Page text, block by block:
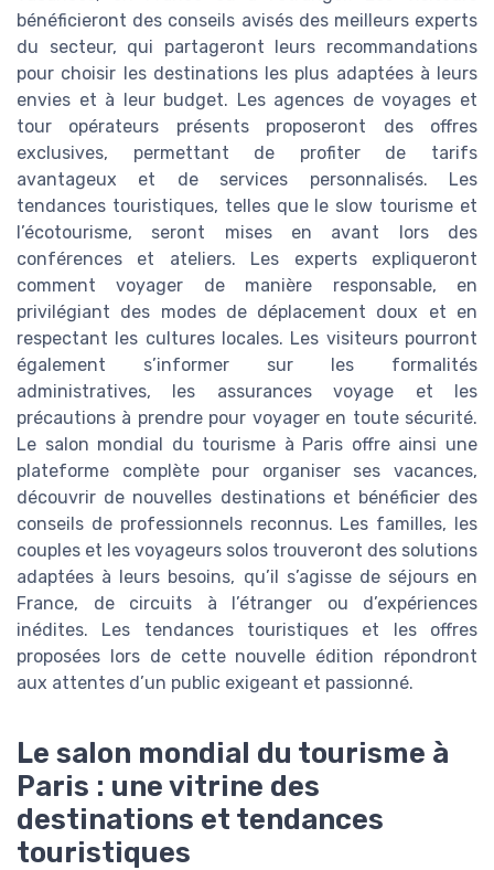
bénéficieront des conseils avisés des meilleurs experts
du secteur, qui partageront leurs recommandations
pour choisir les destinations les plus adaptées à leurs
envies et à leur budget. Les agences de voyages et
tour opérateurs présents proposeront des offres
exclusives, permettant de profiter de tarifs
avantageux et de services personnalisés. Les
tendances touristiques, telles que le slow tourisme et
l’écotourisme, seront mises en avant lors des
conférences et ateliers. Les experts expliqueront
comment voyager de manière responsable, en
privilégiant des modes de déplacement doux et en
respectant les cultures locales. Les visiteurs pourront
également s’informer sur les formalités
administratives, les assurances voyage et les
précautions à prendre pour voyager en toute sécurité.
Le salon mondial du tourisme à Paris offre ainsi une
plateforme complète pour organiser ses vacances,
découvrir de nouvelles destinations et bénéficier des
conseils de professionnels reconnus. Les familles, les
couples et les voyageurs solos trouveront des solutions
adaptées à leurs besoins, qu’il s’agisse de séjours en
France, de circuits à l’étranger ou d’expériences
inédites. Les tendances touristiques et les offres
proposées lors de cette nouvelle édition répondront
aux attentes d’un public exigeant et passionné.
Le salon mondial du tourisme à
Paris : une vitrine des
destinations et tendances
touristiques